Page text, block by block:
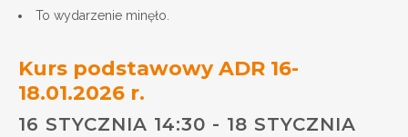
To wydarzenie minęło.
Kurs podstawowy ADR 16-
18.01.2026 r.
16 STYCZNIA 14:30 - 18 STYCZNIA